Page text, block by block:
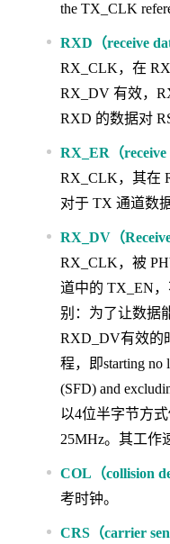
the TX_CLK
RXD（receive
RX_CLK，在
RX_DV 有效，
RXD 的数据对
RX_ER（receive
RX_CLK，其在
对于 TX 通道数
RX_DV（
RX_CLK，被
道中的 TX_EN
别：为了让数据
RXD_DV有效的
程，即starting no
(SFD) and
以4位半字节方
25MHz。其工作
COL（collision
考时钟。
CRS（carrier